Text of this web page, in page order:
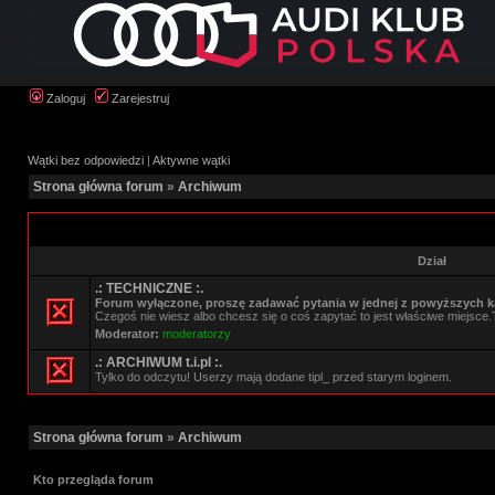
Zaloguj Zarejestruj
Wątki bez odpowiedzi | Aktywne wątki
Strona główna forum » Archiwum
Dział
.: TECHNICZNE :.
Forum wyłączone, proszę zadawać pytania w jednej z powyższych
Czegoś nie wiesz albo chcesz się o coś zapytać to jest właściwe
Moderator: moderatorzy
.: ARCHIWUM t.i.pl :.
Tylko do odczytu! Userzy mają dodane tipl_ przed starym loginem.
Strona główna forum » Archiwum
Kto przegląda forum